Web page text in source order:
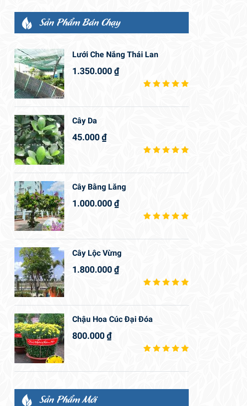
Sản Phẩm Bán Chạy
Lưới Che Nắng Thái Lan
1.350.000₫
Cây Da
45.000₫
Cây Bằng Lăng
1.000.000₫
Cây Lộc Vừng
1.800.000₫
Chậu Hoa Cúc Đại Đóa
800.000₫
Sản Phẩm Mới